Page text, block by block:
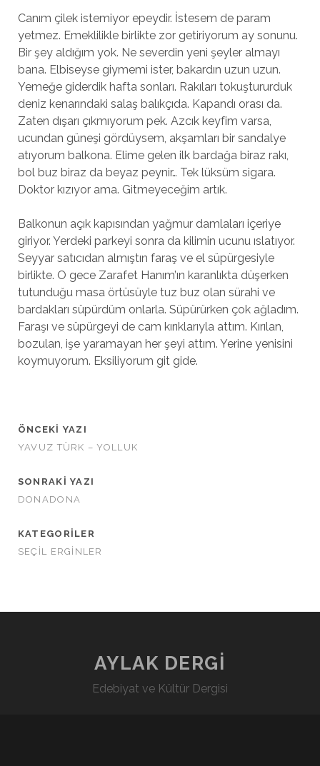
Canım çilek istemiyor epeydir. İstesem de param
yetmez. Emeklilikle birlikte zor getiriyorum ay sonunu.
Bir şey aldığım yok. Ne severdin yeni şeyler almayı
bana. Elbiseyse giymemi ister, bakardın uzun uzun.
Yemeğe giderdik hafta sonları. Rakıları tokuştururduk
deniz kenarındaki salaş balıkçıda. Kapandı orası da.
Zaten dışarı çıkmıyorum pek. Azcık keyfim varsa,
ucundan güneşi gördüysem, akşamları bir sandalye
atıyorum balkona. Elime gelen ilk bardağa biraz rakı,
bol buz biraz da beyaz peynir… Tek lüksüm sigara.
Doktor kızıyor ama. Gitmeyeceğim artık.
Balkonun açık kapısından yağmur damlaları içeriye
giriyor. Yerdeki parkeyi sonra da kilimin ucunu ıslatıyor.
Seyyar satıcıdan almıştın faraş ve el süpürgesiyle
birlikte. O gece Zarafet Hanım’ın karanlıkta düşerken
tutunduğu masa örtüsüyle tuz buz olan sürahi ve
bardakları süpürdüm onlarla. Süpürürken çok ağladım.
Faraşı ve süpürgeyi de cam kırıklarıyla attım. Kırılan,
bozulan, işe yaramayan her şeyi attım. Yerine yenisini
koymuyorum. Eksiliyorum git gide.
ÖNCEKI YAZI
YAVUZ TÜRK – YOLLUK
SONRAKI YAZI
DONADONA
KATEGORILER
SEÇİL ERGİNLER
AYLAK DERGİ
Edebiyat ve Kültür Dergisi